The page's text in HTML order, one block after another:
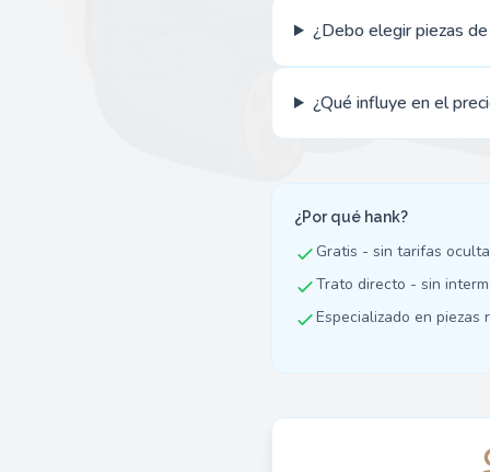
¿Debo elegir piezas
¿Qué influye en el
¿Por qué hank?
Gratis - sin tarifas
Trato directo - sin
Especializado en